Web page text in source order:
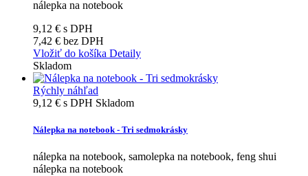
nálepka na notebook
9,12 € s DPH
7,42 € bez DPH
Vložiť do košíka Detaily
Skladom
Rýchly náhľad
9,12 € s DPH Skladom
Nálepka na notebook - Tri sedmokrásky
nálepka na notebook, samolepka na notebook, feng shui
nálepka na notebook